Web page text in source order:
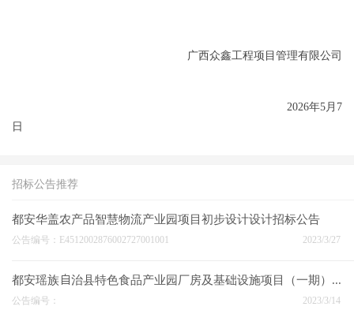
广西众鑫工程项目管理有限公司
2026年5月 7
日
招标公告推荐
都安华盖农产品智慧物流产业园项目初步设计设计招标公告
2023/3/27
公告编号：E4512002876002727001001
2023/3/14
公告编号：